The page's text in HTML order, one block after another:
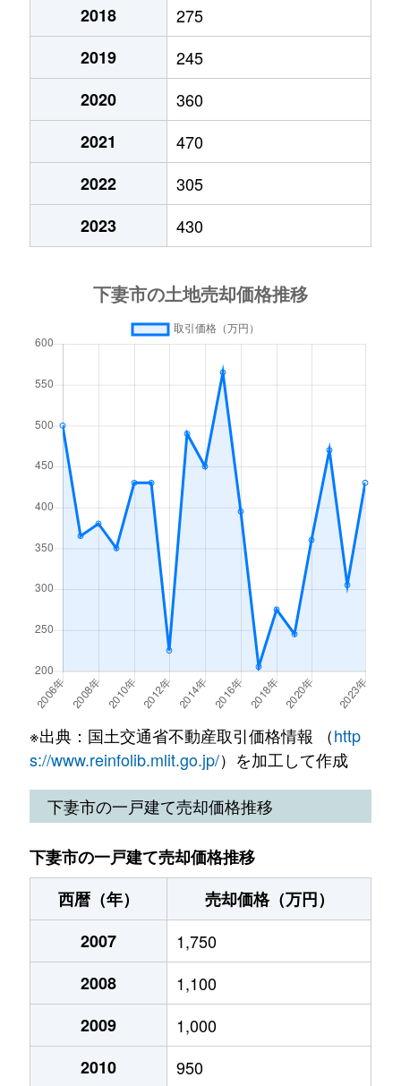
2018
275
2019
245
2020
360
2021
470
2022
305
2023
430
※出典：国土交通省不動産取引価格情報 （http
s://www.reinfolib.mlit.go.jp/）を加工して作成
下妻市の一戸建て売却価格推移
下妻市の一戸建て売却価格推移
西暦（年）
売却価格（万円）
2007
1,750
2008
1,100
2009
1,000
2010
950